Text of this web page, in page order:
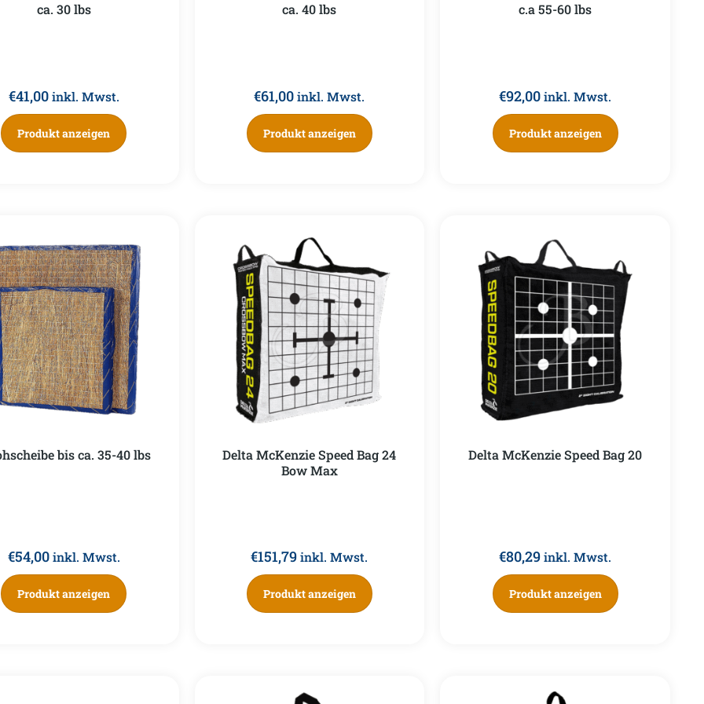
ca. 30 lbs
€41,00inkl. Mwst.
Produkt anzeigen
ca. 40 lbs
€61,00 inkl. Mwst.
Produkt anzeigen
c.a 55-60 lbs
€92,00inkl. Mwst.
Produkt anzeigen
bis ca. 35-40 lbs
€54,00inkl. Mwst.
Produkt anzeigen
Delta McKenzie Speed Bag 24
Bow Max
€151,79 inkl. Mwst.
Produkt anzeigen
Delta McKenzie Speed Bag 20
€80,29inkl. Mwst.
Produkt anzeigen